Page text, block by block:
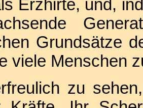
Erzhirte, und,
Grundsätze
viele Menschen
zu